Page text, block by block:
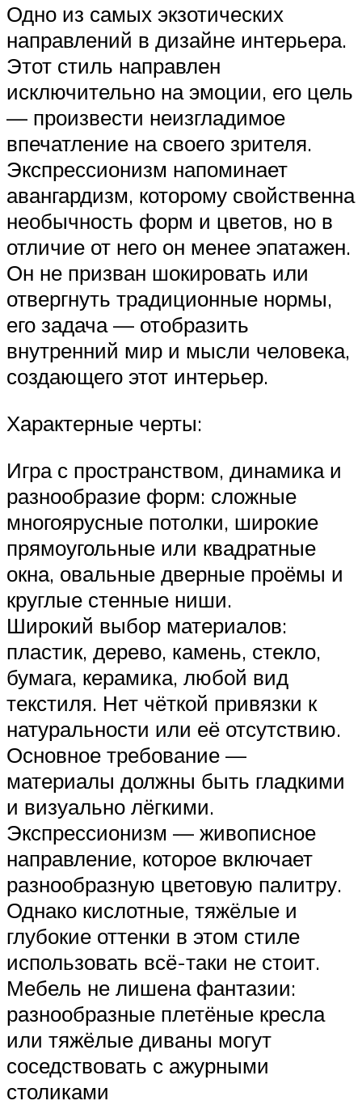
Одно из самых экзотических
направлений в дизайне интерьера.
Этот стиль направлен
исключительно на эмоции, его цель
— произвести неизгладимое
впечатление на своего зрителя.
Экспрессионизм напоминает
авангардизм, которому свойственна
необычность форм и цветов, но в
отличие от него он менее эпатажен.
Он не призван шокировать или
отвергнуть традиционные нормы,
его задача — отобразить
внутренний мир и мысли человека,
создающего этот интерьер.
Характерные черты:
Игра с пространством, динамика и
разнообразие форм: сложные
многоярусные потолки, широкие
прямоугольные или квадратные
окна, овальные дверные проёмы и
круглые стенные ниши.
Широкий выбор материалов:
пластик, дерево, камень, стекло,
бумага, керамика, любой вид
текстиля. Нет чёткой привязки к
натуральности или её отсутствию.
Основное требование —
материалы должны быть гладкими
и визуально лёгкими.
Экспрессионизм — живописное
направление, которое включает
разнообразную цветовую палитру.
Однако кислотные, тяжёлые и
глубокие оттенки в этом стиле
использовать всё-таки не стоит.
Мебель не лишена фантазии:
разнообразные плетёные кресла
или тяжёлые диваны могут
соседствовать с ажурными
столиками